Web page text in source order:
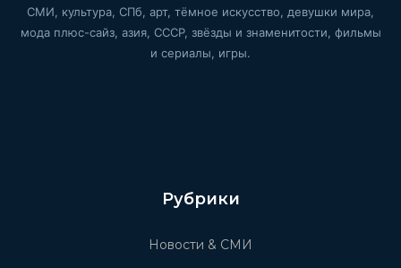
СМИ, культура, СПб, арт, тёмное искусство, девушки мира,
мода плюс-сайз, азия, СССР, звёзды и знаменитости, фильмы
и сериалы, игры.
Рубрики
Новости & СМИ